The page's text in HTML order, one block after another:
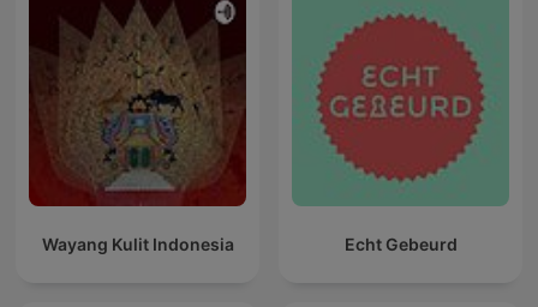
Wayang Kulit Indonesia Echt Gebeurd